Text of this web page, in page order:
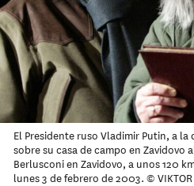
El Presidente ruso Vladimir Putin, a
sobre su casa de campo en Zavidovo
Berlusconi en Zavidovo, a unos 120
lunes 3 de febrero de 2003. © VIKTOR